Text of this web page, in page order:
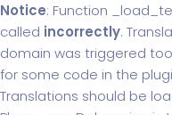
Notice: Function
called incorrectly.
domain was triggered
for some code in the
Translations should be